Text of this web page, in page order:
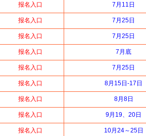
报名入口 7月11日
报名入口 7月25日
报名入口 7月25日
报名入口 7月底
报名入口 7月25日
报名入口 8月15日-17日
报名入口 8月8日
报名入口 9月19、20日
报名入口 10月24～25日